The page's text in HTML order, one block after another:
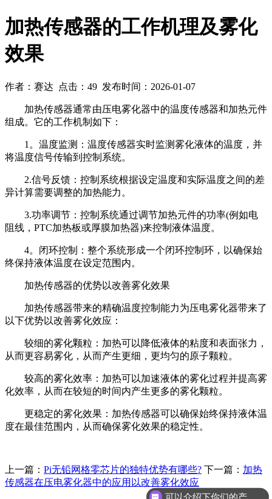
加热传感器的工作机理及雾化
效果
作者：赛达 点击：49 发布时间：2026-01-07
加热传感器通常由压电雾化器中的温度传感器和加热元件
组成。它的工作机制如下：
1。温度监测：温度传感器实时监测雾化液体的温度，并
将温度信号传输到控制系统。
2.信号反馈：控制系统根据设定温度和实际温度之间的差
异计算需要调整的加热能力。
3.功率调节：控制系统通过调节加热元件的功率(例如电
阻线，PTC加热板或厚膜加热器)来控制液体温度。
4。闭环控制：整个系统形成一个闭环控制环，以确保始
终保持液体温度在设定范围内。
加热传感器的优势以改善雾化效果
加热传感器带来的精确温度控制能力为压电雾化器带来了
以下优势以改善雾化效应：
较细的雾化颗粒：加热可以降低液体的粘度和表面张力，
从而更容易雾化，从而产生更细，更均匀的原子颗粒。
较高的雾化效率：加热可以加速液体的雾化过程并提高雾
化效率，从而在较短的时间内产生更多的雾化颗粒。
更稳定的雾化效果：加热传感器可以确保始终保持液体温
度在最佳范围内，从而确保雾化效果的稳定性。
上一篇： Pi无铅网格零芯片的独特优势有哪些? 下一篇： 加热
传感器在压电雾化器中的应用以改善雾化效应
可以介绍下你们的产品么